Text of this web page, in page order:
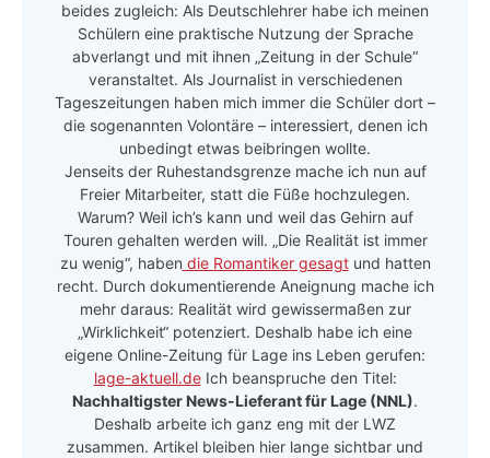
beides zugleich: Als Deutschlehrer habe ich meinen
Schülern eine praktische Nutzung der Sprache
abverlangt und mit ihnen „Zeitung in der Schule“
veranstaltet. Als Journalist in verschiedenen
Tageszeitungen haben mich immer die Schüler dort –
die sogenannten Volontäre – interessiert, denen ich
unbedingt etwas beibringen wollte.
Jenseits der Ruhestandsgrenze mache ich nun auf
Freier Mitarbeiter, statt die Füße hochzulegen.
Warum? Weil ich’s kann und weil das Gehirn auf
Touren gehalten werden will. „Die Realität ist immer
zu wenig“, haben die Romantiker gesagtund hatten
recht. Durch dokumentierende Aneignung mache ich
mehr daraus: Realität wird gewissermaßen zur
„Wirklichkeit“ potenziert. Deshalb habe ich eine
eigene Online-Zeitung für Lage ins Leben gerufen:
lage-aktuell.deIch beanspruche den Titel:
Nachhaltigster News-Lieferant für Lage (NNL).
Deshalb arbeite ich ganz eng mit der LWZ
zusammen. Artikel bleiben hier lange sichtbar und